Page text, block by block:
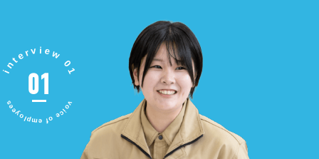
interview 01
voice of employees
01